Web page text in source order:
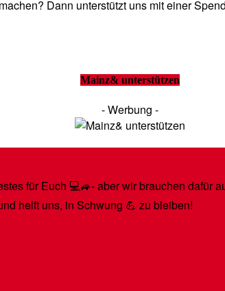
Dann unterstützt uns mit einer
Mainz& unterstützen
- Werbung -
für Euch 💻🚙- aber wir brauchen dafür
helft uns, in Schwung 💪 zu bleiben!